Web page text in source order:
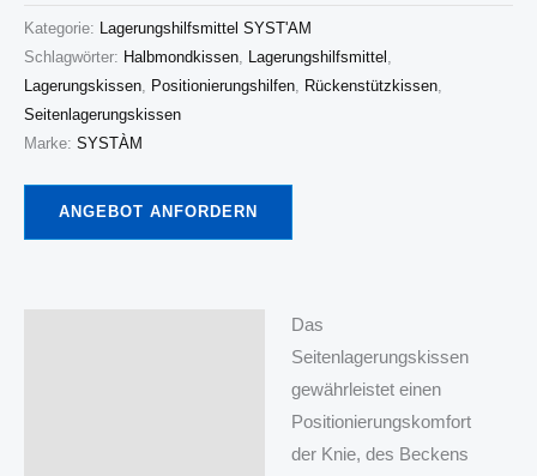
Kategorie:
Lagerungshilfsmittel SYST'AM
Schlagwörter: Halbmondkissen Lagerungshilfsmittel
Lagerungskissen
Positionierungshilfen Rückenstützkissen
Seitenlagerungskissen
Marke: SYSTÀM
ANGEBOT ANFORDERN
Das
Seitenlagerungskissen
gewährleistet einen
Positionierungskomfort
der Knie, des Beckens